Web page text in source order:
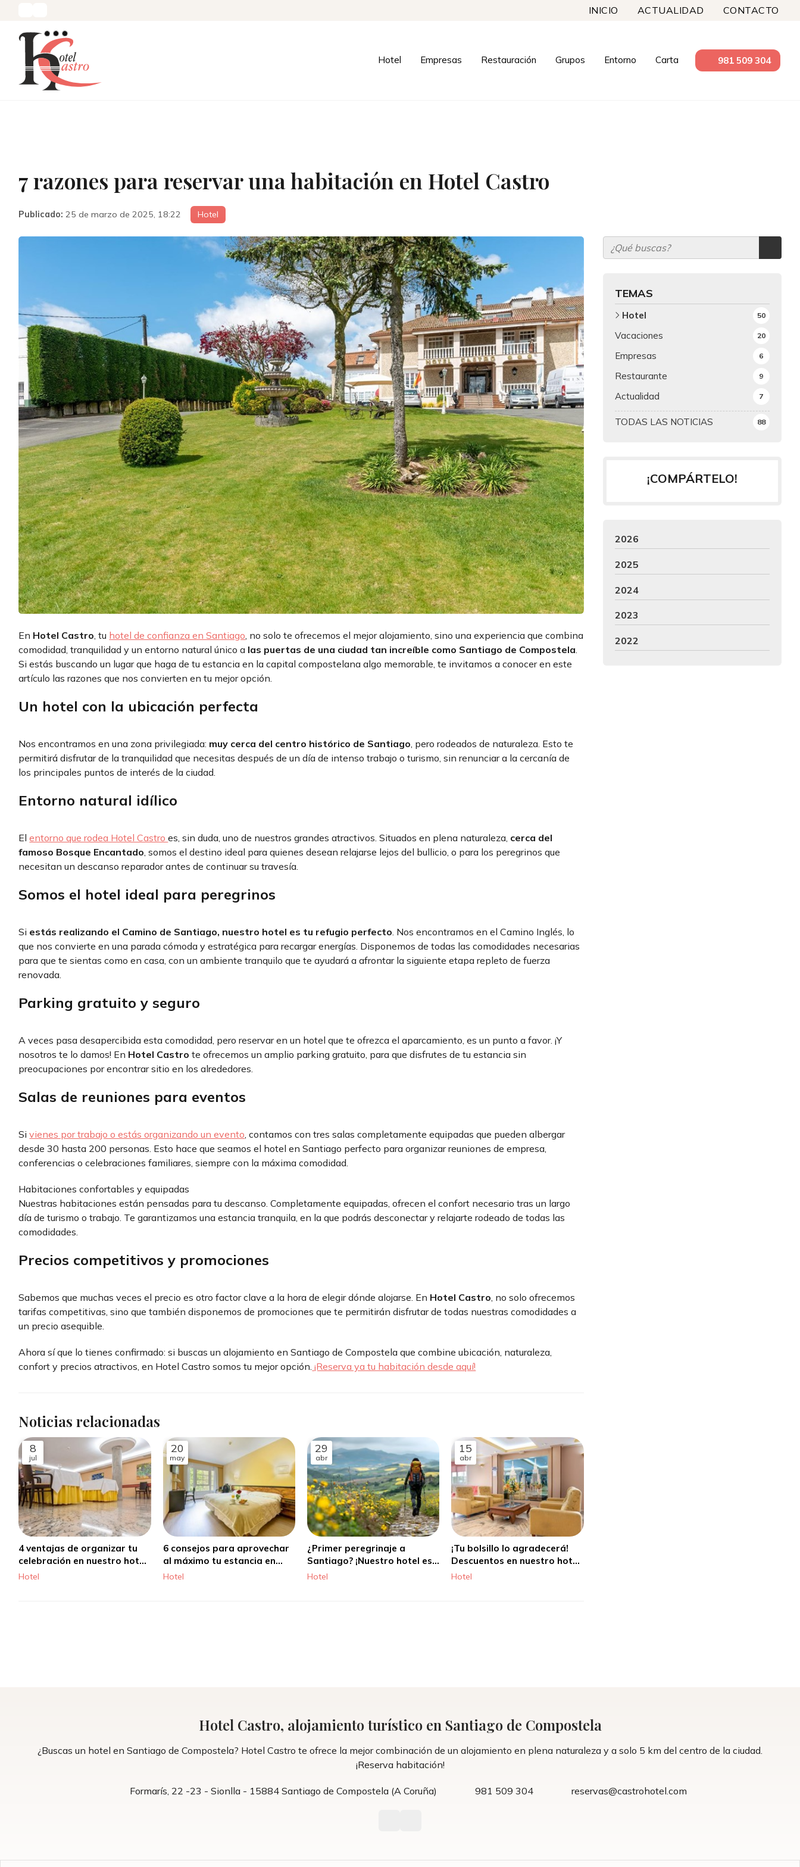
INICIO ACTUALIDAD CONTACTO
Hotel Empresas Restauración Grupos Entorno Carta 981 509 304
7 razones para reservar una habitación en Hotel Castro
Publicado: 25 de marzo de 2025, 18:22 Hotel
TEMAS
TODAS LAS NOTICIAS 88
Hotel 50
Vacaciones 20
Empresas 6
Restaurante 9
Actualidad 7
En Hotel Castro , tu hotel de confianza en Santiago , no solo te ofrecemos el mejor alojamiento, sino una experiencia que combina
comodidad, tranquilidad y un entorno natural único a las puertas de una ciudad tan increíble como Santiago de Compostela
Si estás buscando un lugar que haga de tu estancia en la capital compostelana algo memorable, te invitamos a conocer en este
artículo las razones que nos convierten en tu mejor opción.
Un hotel con la ubicación perfecta
Nos encontramos en una zona privilegiada: muy cerca del centro histórico de Santiago , pero rodeados de naturaleza. Esto te
permitirá disfrutar de la tranquilidad que necesitas después de un día de intenso trabajo o turismo, sin renunciar a la cercanía de
los principales puntos de interés de la ciudad.
Entorno natural idílico
Elentorno que rodea Hotel Castroes, sin duda, uno de nuestros grandes atractivos. Situados en plena naturaleza, cerca del
famoso Bosque Encantado , somos el destino ideal para quienes desean relajarse lejos del bullicio, o para los peregrinos que
necesitan un descanso reparador antes de continuar su travesía.
Somos el hotel ideal para peregrinos
Si estás realizando el Camino de Santiago, nuestro hotel es tu refugio perfecto . Nos encontramos en el Camino Inglés, lo
que nos convierte en una parada cómoda y estratégica para recargar energías. Disponemos de todas las comodidades necesarias
para que te sientas como en casa, con un ambiente tranquilo que te ayudará a afrontar la siguiente etapa repleto de fuerza
renovada.
Parking gratuito y seguro
A veces pasa desapercibida esta comodidad, pero reservar en un hotel que te ofrezca el aparcamiento, es un punto a favor. ¡Y
nosotros te lo damos! En Hotel Castro te ofrecemos un amplio parking gratuito, para que disfrutes de tu estancia sin
preocupaciones por encontrar sitio en los alrededores.
Salas de reuniones para eventos
Sivienes por trabajo o estás organizando un evento , contamos con tres salas completamente equipadas que pueden albergar
desde 30 hasta 200 personas. Esto hace que seamos el hotel en Santiago perfecto para organizar reuniones de empresa,
conferencias o celebraciones familiares, siempre con la máxima comodidad.
Habitaciones confortables y equipadas
Nuestras habitaciones están pensadas para tu descanso. Completamente equipadas, ofrecen el confort necesario tras un largo
día de turismo o trabajo. Te garantizamos una estancia tranquila, en la que podrás desconectar y relajarte rodeado de todas las
comodidades.
Precios competitivos y promociones
Sabemos que muchas veces el precio es otro factor clave a la hora de elegir dónde alojarse. En Hotel Castro , no solo ofrecemos
tarifas competitivas, sino que también disponemos de promociones que te permitirán disfrutar de todas nuestras comodidades a
un precio asequible.
Ahora sí que lo tienes confirmado: si buscas un alojamiento en Santiago de Compostela que combine ubicación, naturaleza,
confort y precios atractivos, en Hotel Castro somos tu mejor opción. ¡Reserva ya tu habitación desde aquí!
Noticias relacionadas
8
jul
4 ventajas de organizar tu
celebración en nuestro hotel
en Santiago de Compostela
Hotel
20
may
6 consejos para aprovechar
al máximo tu estancia en
nuestro hotel en Santiago de
Hotel
29
abr
¿Primer peregrinaje a
Santiago? ¡Nuestro hotel es
ideal para ti!
Hotel
15
abr
¡Tu bolsillo lo agradecerá!
Descuentos en nuestro hotel
en Santiago
Hotel
¡COMPÁRTELO!
2026
2025
2024
2023
2022
Hotel Castro, alojamiento turístico en Santiago de Compostela
¿Buscas un hotel en Santiago de Compostela? Hotel Castro te ofrece la mejor combinación de un alojamiento en plena naturaleza y a solo 5 km del centro de la ciudad.
¡Reserva habitación!
Formarís, 22 -23 - Sionlla - 15884 Santiago de Compostela (A Coruña) 981 509 304 reservas@castrohotel.com